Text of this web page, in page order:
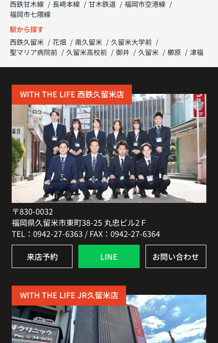
西鉄甘木線 長崎本線 甘木鉄道
福岡市空港線
福岡市七隈線
駅から探す
西鉄久留米
花畑 南久留米
久留米大学前
聖マリア病院前
久留米高校前 御井 久留米 櫛原 津福
WITH THE LIFE 西鉄久留米店
〒830-0032
福岡県久留米市東町38-25 丸忠ビル2Ｆ
TEL：0942-27-6363 / FAX：0942-27-6364
来店予約 LINE お問い合わせ
WITH THE LIFE JR久留米店